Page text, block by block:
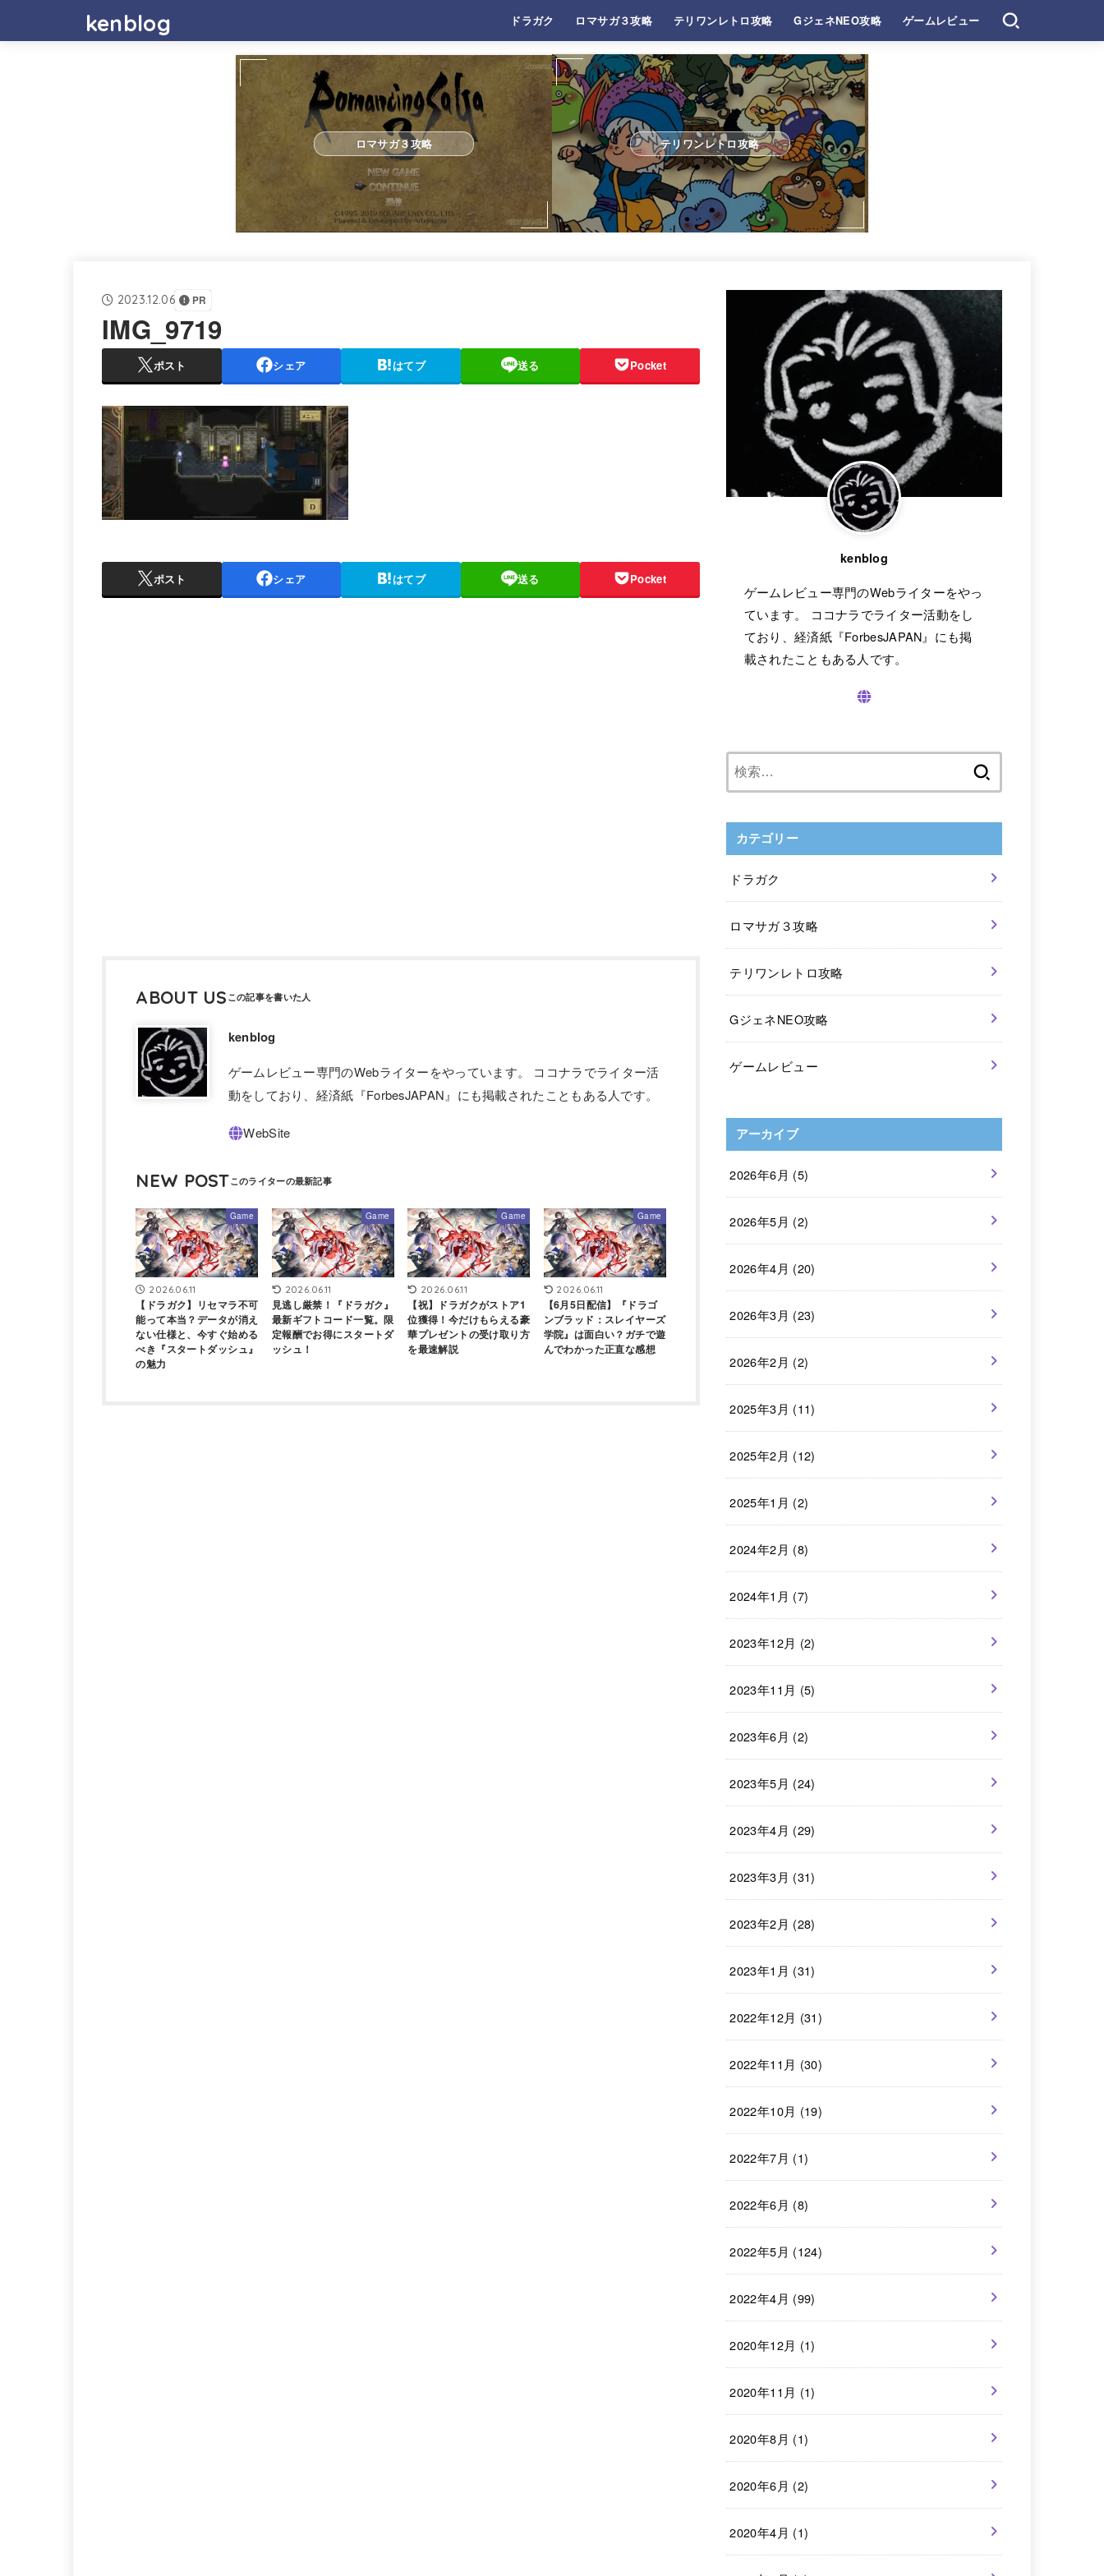
kenblog ドラガク ロマサガ３攻略 テリワンレトロ攻略 GジェネNEO攻略 ゲームレビュー
ロマサガ３攻略 テリワンレトロ攻略
2023.12.06 PR
IMG_9719
ポスト シェア はてブ 送る Pocket
ポスト シェア はてブ 送る Pocket
ABOUT US
kenblog
ゲームレビュー専門のWebライターをやっています。 ココナラでライター活
動をしており、経済紙『ForbesJAPAN』にも掲載されたこともある人です。
NEW POST
Game
2026.06.11
【ドラガク】リセマラ不可
能って本当？データが消え
ない仕様と、今すぐ始める
べき『スタートダッシュ』
の魅力
Game
2026.06.11
見逃し厳禁！『ドラガク』
最新ギフトコード一覧。限
定報酬でお得にスタートダ
ッシュ！
Game
2026.06.11
【祝】ドラガクがストア1
位獲得！今だけもらえる豪
華プレゼントの受け取り方
を最速解説
Game
2026.06.11
【6月5日配信】『ドラゴ
ンブラッド：スレイヤーズ
学院』は面白い？ガチで遊
んでわかった正直な感想
kenblog
ゲームレビュー専門のWebライターをやっ
ています。 ココナラでライター活動をし
ており、経済紙『ForbesJAPAN』にも掲
載されたこともある人です。
カテゴリー
ドラガク
ロマサガ３攻略
テリワンレトロ攻略
GジェネNEO攻略
ゲームレビュー
アーカイブ
2026年6月 (5)
2026年5月 (2)
2026年4月 (20)
2026年3月 (23)
2026年2月 (2)
2025年3月 (11)
2025年2月 (12)
2025年1月 (2)
2024年2月 (8)
2024年1月 (7)
2023年12月 (2)
2023年11月 (5)
2023年6月 (2)
2023年5月 (24)
2023年4月 (29)
2023年3月 (31)
2023年2月 (28)
2023年1月 (31)
2022年12月 (31)
2022年11月 (30)
2022年10月 (19)
2022年7月 (1)
2022年6月 (8)
2022年5月 (124)
2022年4月 (99)
2020年12月 (1)
2020年11月 (1)
2020年8月 (1)
2020年6月 (2)
2020年4月 (1)